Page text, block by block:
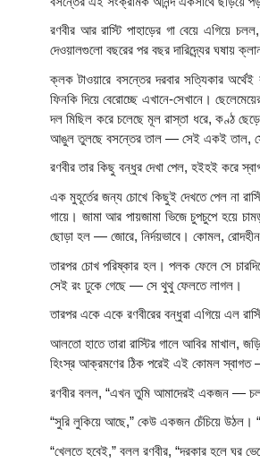
রণবীর আর রাস্টি পাহাড়ের গা বেয়ে এগিয়ে
দেওয়ালগুলো বছরের পর বছর দারিদ্র্যের ঘষায়
ক্লক টাওয়ারে বসন্তের দরবার সত্যিকার
ফিনকি দিয়ে বেরোচ্ছে এখানে-সেখানে।
দল মিছিল করে চলেছে মূল রাস্তা ধরে, কণ্ঠ
আঙুল তুলছে বসন্তের তাল — সেই একই তাল,
রণবীর তার কিছু বন্ধুর দেখা পেল, হইহই করে
এক মুহূর্তের জন্য চোখে কিছুই দেখতে পেল না
গায়ে। জামা আর পায়জামা ভিজে চুপচুপে হয়ে
ছোড়া হল — জোরে, নির্দয়ভাবে। কোমল,
তারপর চোখ পরিষ্কার হল। পলক ফেলে সে
সেই রং ঢুকে গেছে — সে থুথু ফেলতে লাগল।
তারপর একে একে রণবীরের বন্ধুরা এগিয়ে এল
আলতো হাতে তারা রাস্টির গালে আবির মাখাল,
হিংস্র আক্রমণের ঠিক পরেই এই কোমল স্বাগত
রণবীর বলল, “এখন তুমি আমাদেরই একজন —
“সুরি লুকিয়ে আছে,” কেউ একজন চেঁচিয়ে উঠল।
“খেলতে হবেই,” বলল রণবীর, “দরকার হলে ঘর